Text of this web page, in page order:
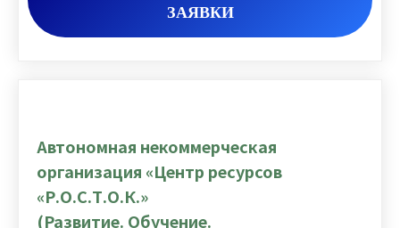
ЗАЯВКИ
Автономная некоммерческая
организация «Центр ресурсов
«Р.О.С.Т.О.К.»
(Развитие. Обучение.